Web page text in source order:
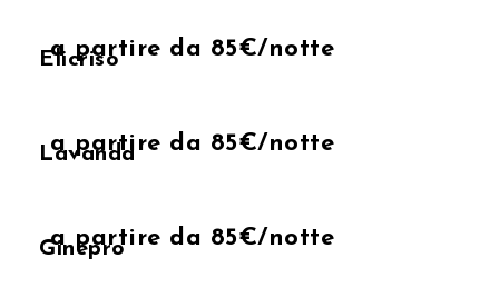
a partire da 85€/notte
Elicriso
a partire da 85€/notte
Lavanda
a partire da 85€/notte
Ginepro